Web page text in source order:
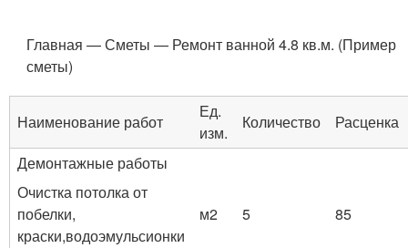
Главная — Сметы — Ремонт ванной 4.8 кв.м. (Пример
сметы)
Наименование работ
Ед.
изм.
Количество
Расценка
Демонтажные работы
Очистка потолка от
побелки,
краски,водоэмульсионки
м2 5 85